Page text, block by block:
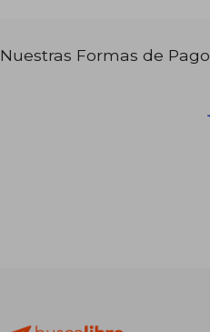
Nuestras Formas de Pago